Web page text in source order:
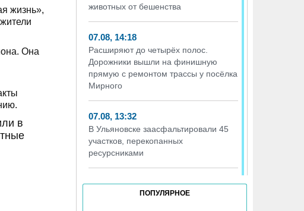
жизнь»,
Она
в
животных от бешенства
07.08, 14:18
Расширяют до четырёх полос.
Дорожники вышли на финишную
прямую с ремонтом трассы у посёлка
Мирного
07.08, 13:32
В Ульяновске заасфальтировали 45
участков, перекопанных
ресурсниками
07.08, 13:06
Ветер до 27 метров в секунду, грозы и
ПОПУЛЯРНОЕ